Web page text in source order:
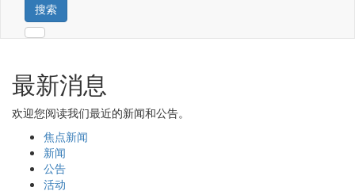
搜索
最新消息
欢迎您阅读我们最近的新闻和公告。
焦点新闻
新闻
公告
活动